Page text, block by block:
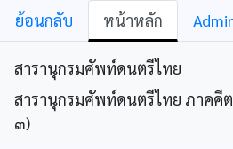
ย้อนกลับ หน้าหลัก
สารานุกรมศัพท์ดนตรีไทย
สารานุกรมศัพท์ดนตรีไทย ภาคคี
๓)